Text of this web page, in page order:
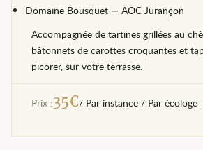
Domaine Bousquet — AOC Jurançon
Accompagnée de tartines grillées au
bâtonnets de carottes croquantes et
picorer, sur votre terrasse.
Prix :35€/ Par instance / Par écologe